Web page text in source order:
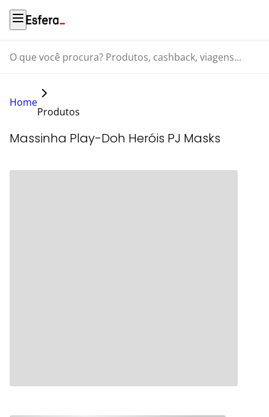
O que você procura? Produtos, cashback, viagens...
Home
Produtos
Massinha Play-Doh Heróis PJ Masks